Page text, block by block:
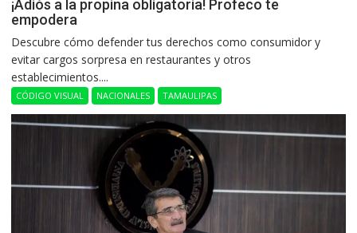
¡Adiós a la propina obligatoria! Profeco te
empodera
Descubre cómo defender tus derechos como consumidor y
evitar cargos sorpresa en restaurantes y otros
establecimientos....
CÓDIGO VISUAL NACIONALES TAMAULIPAS